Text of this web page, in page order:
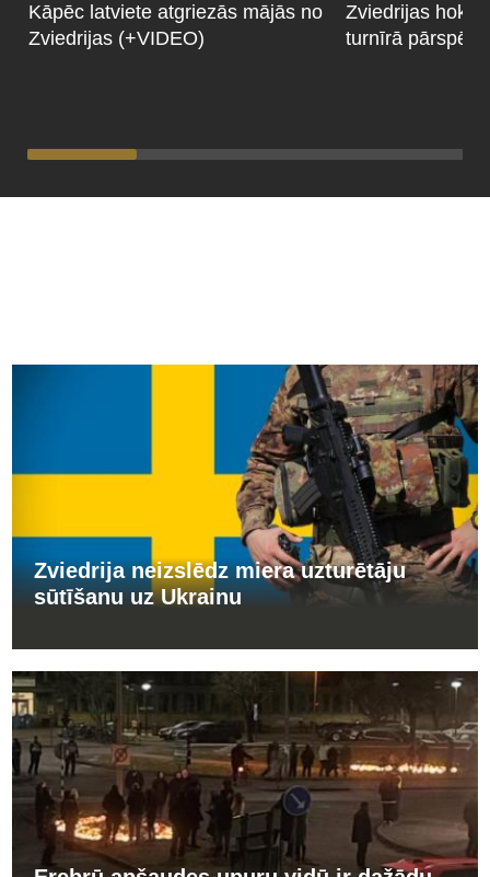
Kāpēc latviete atgriezās mājās no
Zviedrijas (+VIDEO)
Zviedrijas
turnīrā pārspēj
Zviedrija neizslēdz miera uzturētāju
sūtīšanu uz Ukrainu